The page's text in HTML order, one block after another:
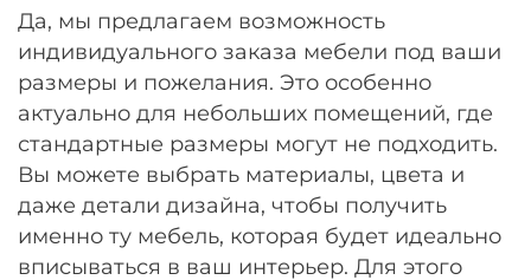
Да, мы предлагаем возможность
индивидуального заказа мебели под ваши
размеры и пожелания. Это особенно
актуально для небольших помещений, где
стандартные размеры могут не подходить.
Вы можете выбрать материалы, цвета и
даже детали дизайна, чтобы получить
именно ту мебель, которая будет идеально
вписываться в ваш интерьер. Для этого